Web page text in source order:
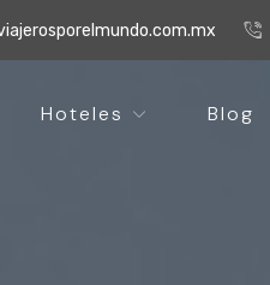
Hoteles Blog